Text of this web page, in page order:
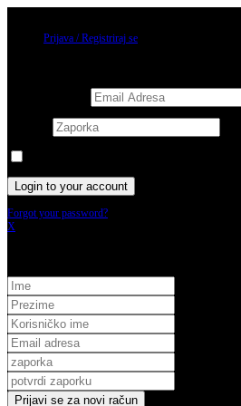
Prijava / Registriraj se
Forgot your password?
X